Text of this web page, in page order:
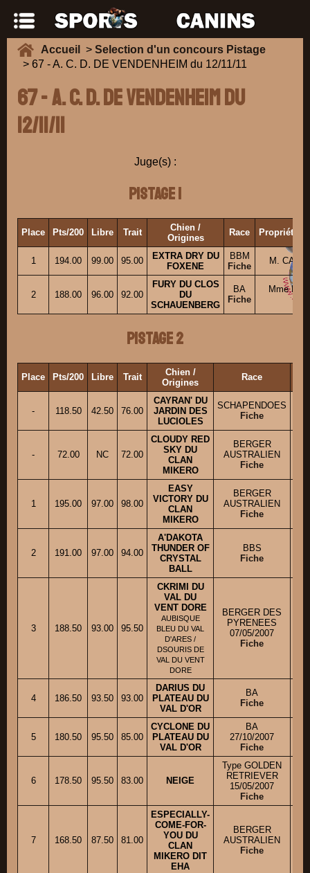
Accueil > Selection d'un concours Pistage
> 67 - A. C. D. DE VENDENHEIM du 12/11/11
67 - A. C. D. DE VENDENHEIM du
12/11/11
Juge(s) :
Pistage 1
Place Pts/200 Libre Trait
Chien /
Origines
Race
1 194.00 99.00 95.00
EXTRA DRY DU
FOXENE
BBM
Fiche
M.
2 188.00 96.00 92.00
FURY DU CLOS
DU
SCHAUENBERG
BA
Fiche
Mme
Pistage 2
Place Pts/200 Libre Trait
Chien /
Origines
Race
- 118.50 42.50 76.00
CAYRAN' DU
JARDIN DES
LUCIOLES
SCHAPENDOES
Fiche
- 72.00 NC 72.00
CLOUDY RED
SKY DU
CLAN
MIKERO
BERGER
AUSTRALIEN
Fiche
1 195.00 97.00 98.00
EASY
VICTORY DU
CLAN
MIKERO
BERGER
AUSTRALIEN
Fiche
2 191.00 97.00 94.00
A'DAKOTA
THUNDER OF
CRYSTAL
BALL
BBS
Fiche
3 188.50 93.00 95.50
CKRIMI DU
VAL DU
VENT DORE
AUBISQUE
BLEU DU VAL
D'ARES /
DSOURIS DE
VAL DU VENT
DORE
BERGER DES
PYRENEES
07/05/2007
Fiche
4 186.50 93.50 93.00
DARIUS DU
PLATEAU DU
VAL D'OR
BA
Fiche
5 180.50 95.50 85.00
CYCLONE DU
PLATEAU DU
VAL D'OR
BA
27/10/2007
Fiche
6 178.50 95.50 83.00 NEIGE
Type GOLDEN
RETRIEVER
15/05/2007
Fiche
7 168.50 87.50 81.00
ESPECIALLY-
COME-FOR-
YOU DU
CLAN
MIKERO DIT
EHA
BERGER
AUSTRALIEN
Fiche